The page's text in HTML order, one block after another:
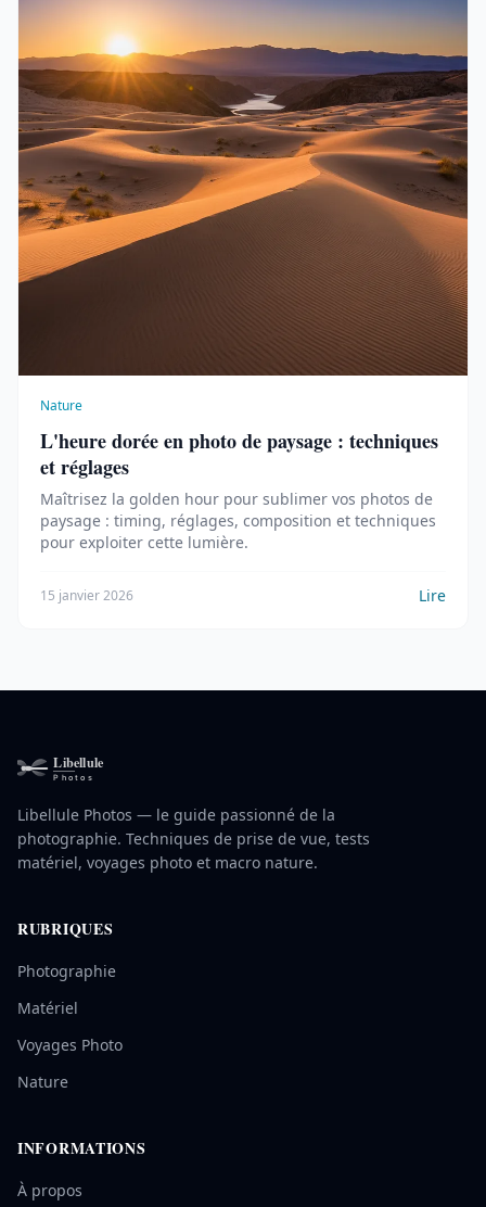
Nature
L'heure dorée en photo de paysage : techniques
et réglages
Maîtrisez la golden hour pour sublimer vos photos de
paysage : timing, réglages, composition et techniques
pour exploiter cette lumière.
15 janvier 2026 Lire
Libellule Photos — le guide passionné de la
photographie. Techniques de prise de vue, tests
matériel, voyages photo et macro nature.
RUBRIQUES
Photographie
Matériel
Voyages Photo
Nature
INFORMATIONS
À propos